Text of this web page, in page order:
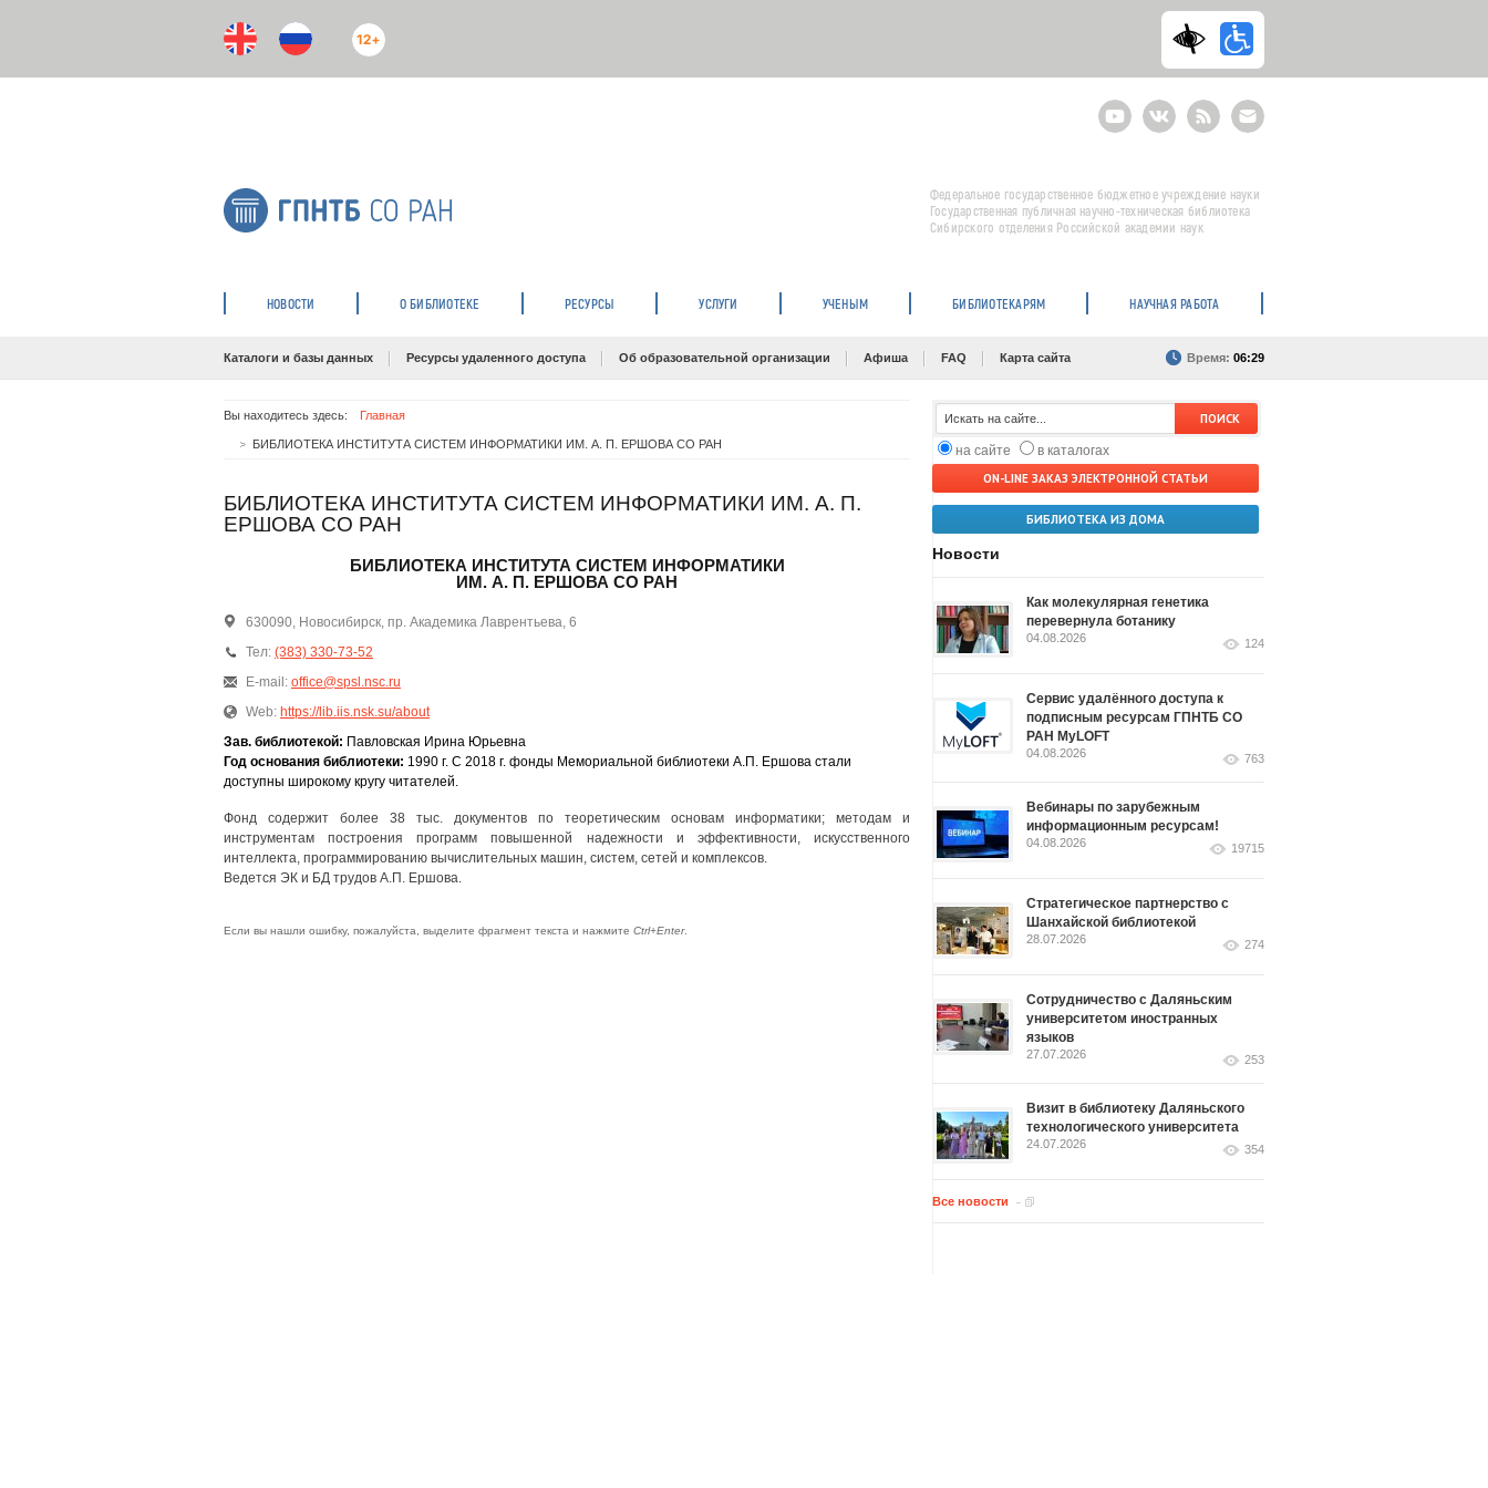
12+
YoutubeВКонтактеRSS
E-
mail
подписка
Федеральное государственное бюджетное учреждение науки
Государственная публичная научно-техническая библиотека
Сибирского отделения Российской академии наук
НОВОСТИ О БИБЛИОТЕКЕ РЕСУРСЫ УСЛУГИ УЧЕНЫМ БИБЛИОТЕКАРЯМ НАУЧНАЯ РАБОТА
Каталоги и базы данных Ресурсы удаленного доступа Об образовательной организации Афиша FAQ Карта сайта Время: 06:29
Вы находитесь здесь: Главная
БИБЛИОТЕКА ИНСТИТУТА СИСТЕМ ИНФОРМАТИКИ ИМ. А. П. ЕРШОВА СО РАН
БИБЛИОТЕКА ИНСТИТУТА СИСТЕМ ИНФОРМАТИКИ ИМ. А. П.
ЕРШОВА СО РАН
БИБЛИОТЕКА ИНСТИТУТА СИСТЕМ ИНФОРМАТИКИ
ИМ. А. П. ЕРШОВА СО РАН
630090, Новосибирск, пр. Академика Лаврентьева, 6
Тел: (383) 330-73-52
E-mail: office@spsl.nsc.ru
Web: https://lib.iis.nsk.su/about
Зав. библиотекой: Павловская Ирина Юрьевна
Год основания библиотеки: 1990 г. С 2018 г. фонды Мемориальной библиотеки А.П. Ершова стали
доступны широкому кругу читателей.
Фонд содержит более 38 тыс. документов по теоретическим основам информатики; методам и
инструментам построения программ повышенной надежности и эффективности, искусственного
интеллекта, программированию вычислительных машин, систем, сетей и комплексов.
Ведется ЭК и БД трудов А.П. Ершова.
Если вы нашли ошибку, пожалуйста, выделите фрагмент текста и нажмите Ctrl+Enter.
на сайте
в каталогах
ON-LINE ЗАКАЗ ЭЛЕКТРОННОЙ СТАТЬИ
БИБЛИОТЕКА ИЗ ДОМА
Новости
Как молекулярная генетика
перевернула ботанику
04.08.2026 124
Сервис удалённого доступа к
подписным ресурсам ГПНТБ СО
РАН MyLOFT
04.08.2026 763
Вебинары по зарубежным
информационным ресурсам!
04.08.2026 19715
Стратегическое партнерство с
Шанхайской библиотекой
28.07.2026 274
Сотрудничество с Даляньским
университетом иностранных
языков
27.07.2026 253
Визит в библиотеку Даляньского
технологического университета
24.07.2026 354
Все новости